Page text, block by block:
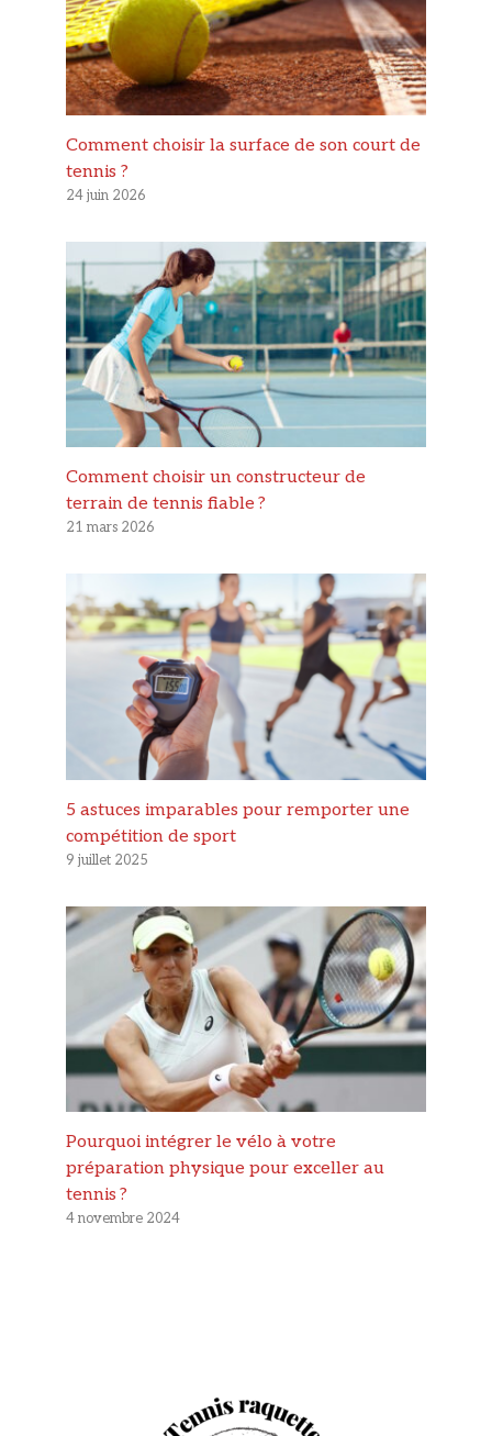
Comment choisir la surface de son court de
tennis ?
24 juin 2026
Comment choisir un constructeur de
terrain de tennis fiable ?
21 mars 2026
5 astuces imparables pour remporter une
compétition de sport
9 juillet 2025
Pourquoi intégrer le vélo à votre
préparation physique pour exceller au
tennis ?
4 novembre 2024